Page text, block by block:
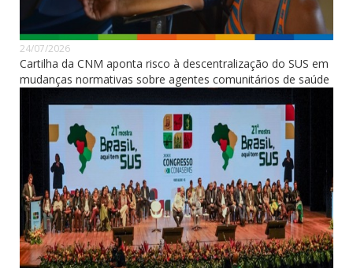
24/07/2026
Cartilha da CNM aponta risco à descentralização do SUS em
mudanças normativas sobre agentes comunitários de saúde